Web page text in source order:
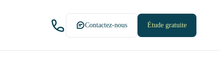
Contactez-nous Étude gratuite